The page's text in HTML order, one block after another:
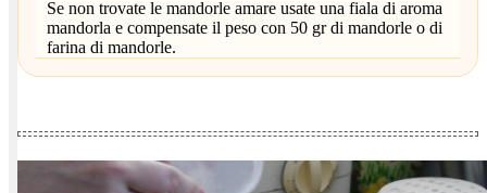
Se non trovate le mandorle amare usate una fiala di aroma
mandorla e compensate il peso con 50 gr di mandorle o di
farina di mandorle.